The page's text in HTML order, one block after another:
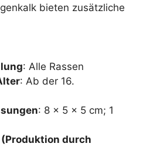
bieten zusätzliche
: Alle Rassen
: Ab der 16.
: 8 x 5 x 5 cm; 1
durch